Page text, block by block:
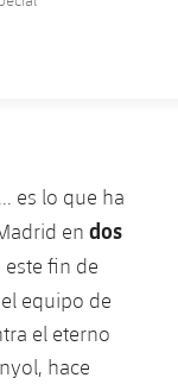
es lo que ha
en dos
fin de
equipo de
el eterno
hace